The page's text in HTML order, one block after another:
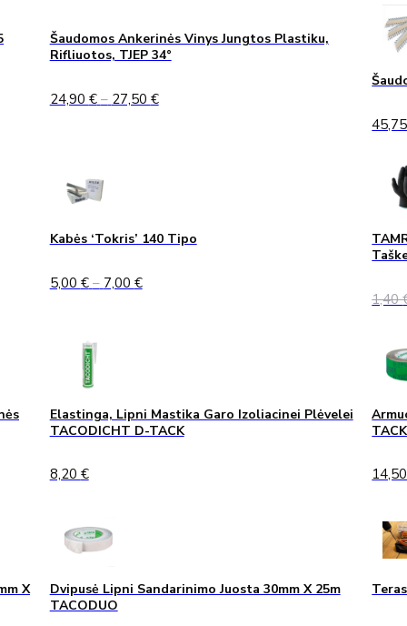
Šaudomos Ankerinės Vinys Jungtos Plastiku,
Rifliuotos, TJEP 34°
24,90 € – 27,50 €Price
Kabės ‘Tokris’ 140 Tipo
5,00 € – 7,00 €Price
1,40
Elastinga, Lipni Mastika Garo Izoliacinei Plėvelei
TACODICHT D-TACK
8,20 €
TACK
X
Dvipusė Lipni Sandarinimo Juosta 30mm X 25m
TACODUO